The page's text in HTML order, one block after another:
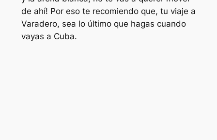
de ahí! Por eso te recomiendo que, tu viaje a
Varadero, sea lo último que hagas cuando
vayas a Cuba.